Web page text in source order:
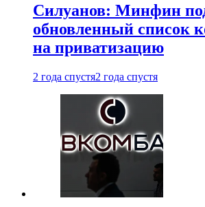
Силуанов: Минфин
обновленный список
на приватизацию
2 года спустя2 года спустя